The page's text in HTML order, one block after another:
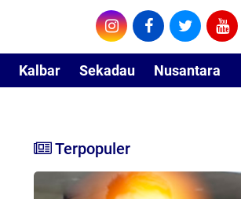
Kalbar Sekadau Nusantara
Terpopuler